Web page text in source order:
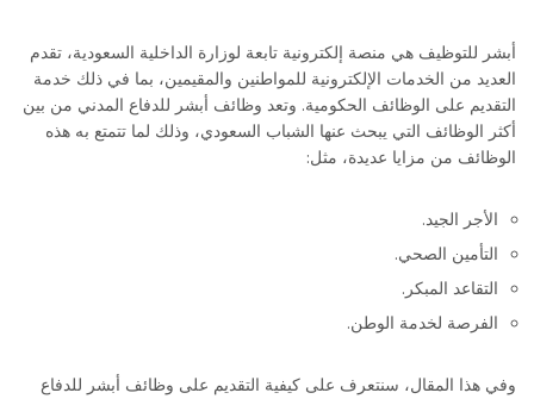
أبشر للتوظيف هي منصة إلكترونية تابعة لوزارة الداخلية السعودية، تقدم
العديد من الخدمات الإلكترونية للمواطنين والمقيمين، بما في ذلك خدمة
التقديم على الوظائف الحكومية. وتعد وظائف أبشر للدفاع المدني من بين
أكثر الوظائف التي يبحث عنها الشباب السعودي، وذلك لما تتمتع به هذه
الوظائف من مزايا عديدة، مثل:
الأجر الجيد.
التأمين الصحي.
التقاعد المبكر.
الفرصة لخدمة الوطن.
وفي هذا المقال، سنتعرف على كيفية التقديم على وظائف أبشر للدفاع